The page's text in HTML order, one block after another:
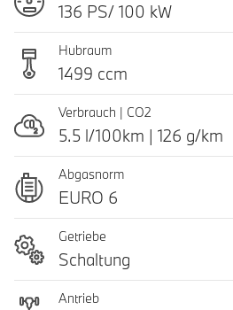
136 PS/ 100 kW
Hubraum
1499 ccm
Verbrauch | CO2
5.5 l/100km | 126 g/km
Abgasnorm
EURO 6
Getriebe
Schaltung
Antrieb